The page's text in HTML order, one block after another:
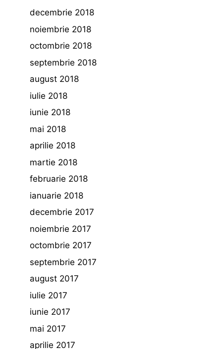
decembrie 2018
noiembrie 2018
octombrie 2018
septembrie 2018
august 2018
iulie 2018
iunie 2018
mai 2018
aprilie 2018
martie 2018
februarie 2018
ianuarie 2018
decembrie 2017
noiembrie 2017
octombrie 2017
septembrie 2017
august 2017
iulie 2017
iunie 2017
mai 2017
aprilie 2017